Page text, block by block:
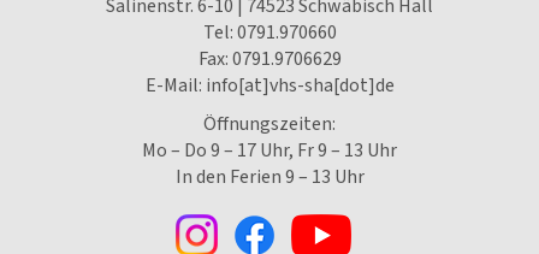
Salinenstr. 6-10 | 74523 Schwäbisch Hall
Tel:0791.970660
Fax: 0791.9706629
E-Mail: info[at]vhs-sha[dot]de
Öffnungszeiten:
Mo – Do 9 – 17 Uhr, Fr 9 – 13 Uhr
In den Ferien 9 – 13 Uhr